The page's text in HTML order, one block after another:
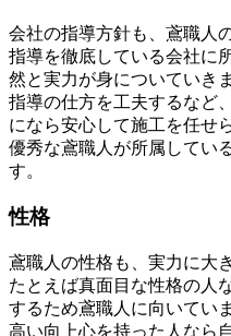
会社の指導方針も、鳶職人
指導を徹底している会社に
然と実力が身についていきま
指導の仕方を工夫するなど
になら安心して施工を任せ
優秀な鳶職人が所属してい
す。
性格
鳶職人の性格も、実力に大
たとえば真面目な性格の人
するため鳶職人に向いていま
高い向上心を持った人なら